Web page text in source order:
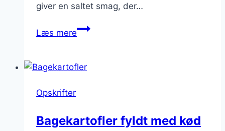
giver en saltet smag, der…
Læs mereBagte
fetaost
Opskrifter
Bagekartofler fyldt med kød